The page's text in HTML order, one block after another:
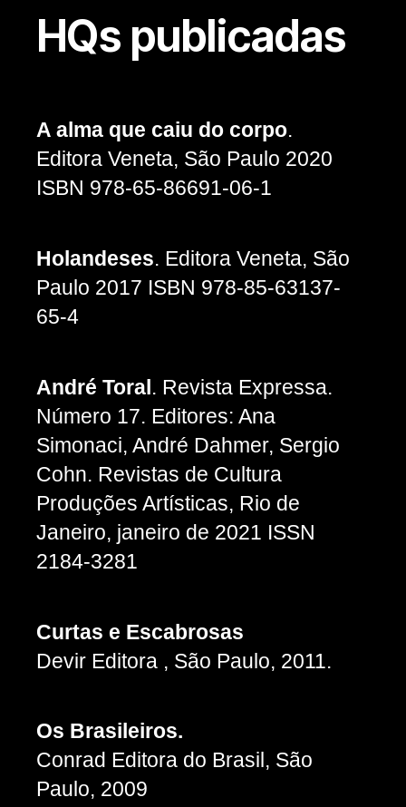
Categorias
HQs publicadas
A alma que caiu do corpo.
Editora Veneta, São Paulo 2020
ISBN 978-65-86691-06-1
Holandeses. Editora Veneta, São
Paulo 2017 ISBN 978-85-63137-
65-4
André Toral. Revista Expressa.
Número 17. Editores: Ana
Simonaci, André Dahmer, Sergio
Cohn. Revistas de Cultura
Produções Artísticas, Rio de
Janeiro, janeiro de 2021 ISSN
2184-3281
Curtas e Escabrosas
Devir Editora , São Paulo, 2011.
Os Brasileiros.
Conrad Editora do Brasil, São
Paulo, 2009